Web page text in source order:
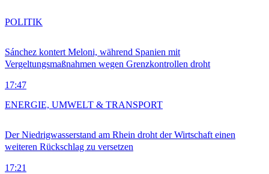
Sánchez kontert Meloni, während Spanien mit
Vergeltungsmaßnahmen wegen Grenzkontrollen droht
17:47
POLITIK
Der Niedrigwasserstand am Rhein droht der Wirtschaft einen
weiteren Rückschlag zu versetzen
17:21
ENERGIE, UMWELT & TRANSPORT